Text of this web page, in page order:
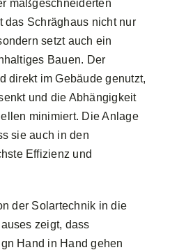
maßgeschneiderten
das Schräghaus nicht nur
setzt auch ein
Bauen. Der
direkt im Gebäude genutzt,
und die Abhängigkeit
minimiert. Die Anlage
sie auch in den
Effizienz und
der Solartechnik in die
zeigt, dass
Hand in Hand gehen